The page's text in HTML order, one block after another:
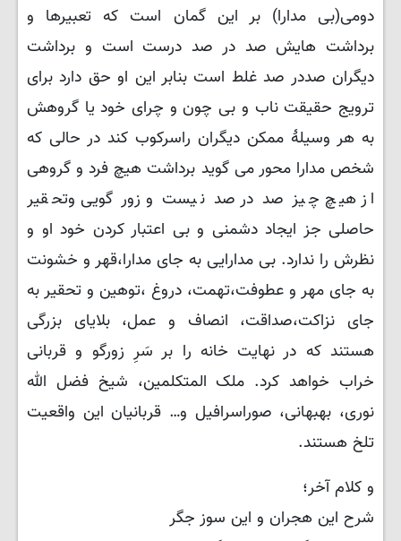
دومی(بی مدارا) بر این گمان است که تعبیرها و
برداشت هایش صد در صد درست است و برداشت
دیگران صددر صد غلط است بنابر این او حق دارد برای
ترویج حقیقت ناب و بی چون و چرای خود یا گروهش
به هر وسیلهٔ ممکن دیگران راسرکوب کند در حالی که
شخص مدارا محور می گوید برداشت هیچ فرد و گروهی
از هیچ چیز صد در صد نیست و زور گویی ‌وتحقیر
حاصلی جز ایجاد دشمنی و بی اعتبار کردن خود او و
نظرش را ندارد. بی مدارایی به جای مدارا،قهر و خشونت
به جای مهر و عطوفت،تهمت، دروغ ،توهین و تحقیر به
جای نزاکت،صداقت، انصاف و عمل، بلایای بزرگی
هستند که در نهایت خانه را بر سَرِ زورگو و قربانی
خراب خواهد کرد. ملک المتکلمین، شیخ فضل الله
نوری، بهبهانی، صوراسرافیل و… قربانیان این واقعیت
تلخ هستند.
و کلام آخر؛
شرح این هجران و این سوز جگر